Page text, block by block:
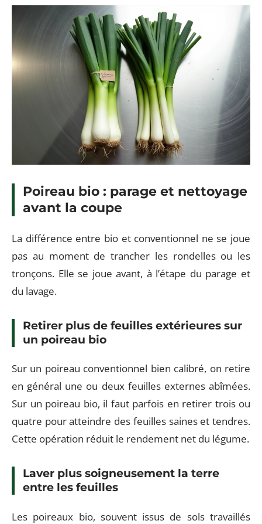
Poireau bio : parage et nettoyage
avant la coupe
La différence entre bio et conventionnel ne se joue
pas au moment de trancher les rondelles ou les
tronçons. Elle se joue avant, à l’étape du parage et
du lavage.
Retirer plus de feuilles extérieures sur
un poireau bio
Sur un poireau conventionnel bien calibré, on retire
en général une ou deux feuilles externes abîmées.
Sur un poireau bio, il faut parfois en retirer trois ou
quatre pour atteindre des feuilles saines et tendres.
Cette opération réduit le rendement net du légume.
Laver plus soigneusement la terre
entre les feuilles
Les poireaux bio, souvent issus de sols travaillés